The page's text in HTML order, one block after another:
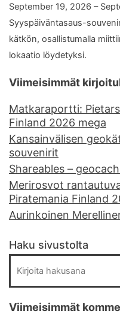
September 19, 2026 –
Syyspäiväntasaus-
kätkön, osallistumalla
lokaatio löydetyksi.
Viimeisimmät
Matkaraportti:
Finland 2026 mega
Kansainvälisen
souvenirit
Shareables –
Merirosvot
Piratemania Finland
Aurinkoinen
Haku sivustolta
Viimeisimmät